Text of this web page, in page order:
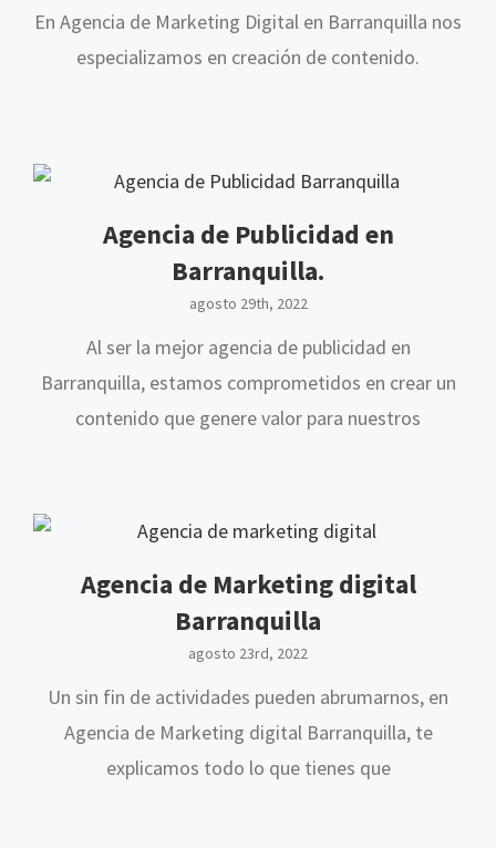
En Agencia de Marketing Digital en Barranquilla nos
especializamos en creación de contenido.
Agencia de Publicidad en
Barranquilla.
agosto 29th, 2022
Al ser la mejor agencia de publicidad en
Barranquilla, estamos comprometidos en crear un
contenido que genere valor para nuestros
Agencia de Marketing digital
Barranquilla
agosto 23rd, 2022
Un sin fin de actividades pueden abrumarnos, en
Agencia de Marketing digital Barranquilla, te
explicamos todo lo que tienes que
¿Quienes Somos?
Servicios
© Copyright 2020-Negocios Digitales | Todos los Derechos Reservados
Facebook
TwitterYoutubeInstagram